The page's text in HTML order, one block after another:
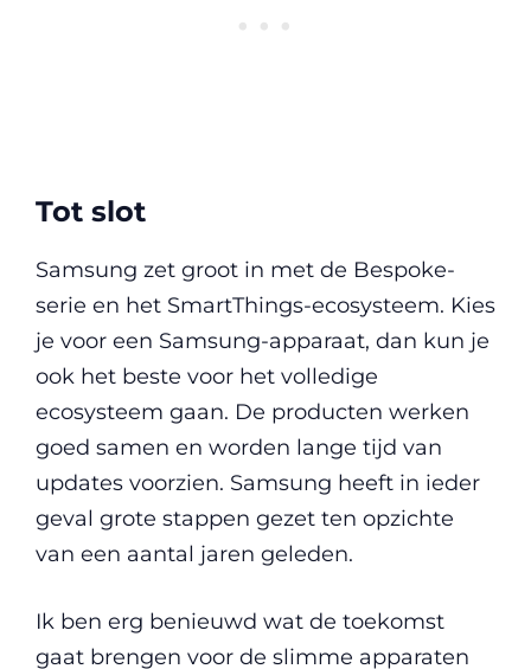
Tot slot
Samsung zet groot in met de Bespoke-
serie en het SmartThings-ecosysteem. Kies
je voor een Samsung-apparaat, dan kun je
ook het beste voor het volledige
ecosysteem gaan. De producten werken
goed samen en worden lange tijd van
updates voorzien. Samsung heeft in ieder
geval grote stappen gezet ten opzichte
van een aantal jaren geleden.
Ik ben erg benieuwd wat de toekomst
gaat brengen voor de slimme apparaten